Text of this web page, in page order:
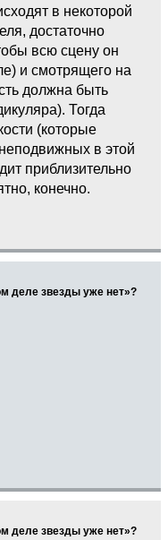
в некоторой
достаточно
всю сцену он
и смотрящего на
должна быть
Тогда
(которые
в этой
приблизительно
конечно.
деле звезды уже нет»?
деле звезды уже нет»?